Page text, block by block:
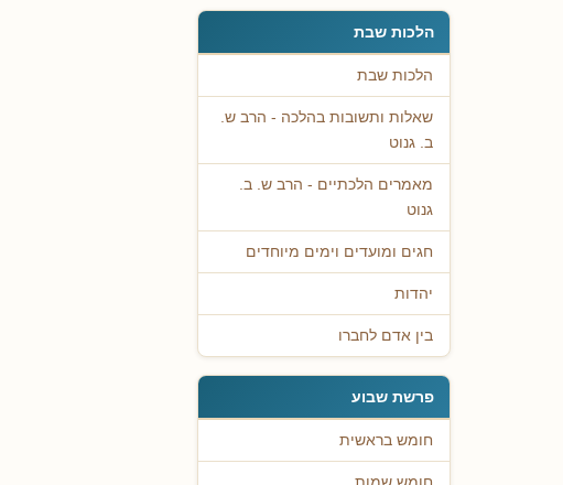
הלכות שבת
הלכות שבת
שאלות ותשובות בהלכה - הרב ש.
ב. גנוט
מאמרים הלכתיים - הרב ש. ב.
גנוט
חגים ומועדים וימים מיוחדים
יהדות
בין אדם לחברו
פרשת שבוע
חומש בראשית